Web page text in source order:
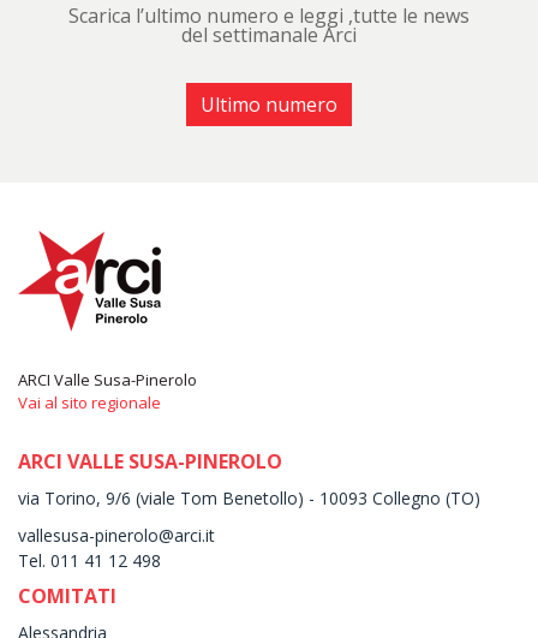
Scarica l’ultimo numero e leggi ,tutte le news
del settimanale Arci
Ultimo numero
ARCI Valle Susa-Pinerolo
Vai al sito regionale
ARCI VALLE SUSA-PINEROLO
via Torino, 9/6 (viale Tom Benetollo) - 10093 Collegno (TO)
vallesusa-pinerolo@arci.it
Tel. 011 41 12 498
COMITATI
Alessandria